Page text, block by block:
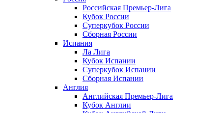
Российская Премьер-Лига
Кубок России
Суперкубок России
Сборная России
Испания
Ла Лига
Кубок Испании
Суперкубок Испании
Сборная Испании
Англия
Английская Премьер-Лига
Кубок Англии